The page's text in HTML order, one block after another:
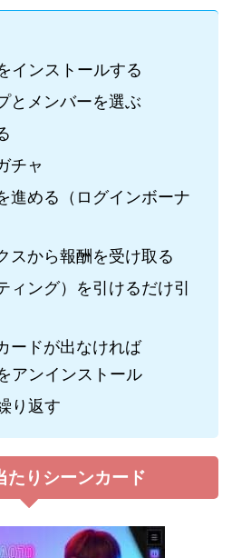
インストールする
とメンバーを選ぶ
チャ
進める（ログインボーナ
スから報酬を受け取る
ィング）を引けるだけ引
ードが出なければ
アンインストール
り返す
たりシーンカード